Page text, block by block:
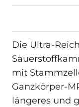
Die Ultra-
mit
Ganzkörper-
längeres und